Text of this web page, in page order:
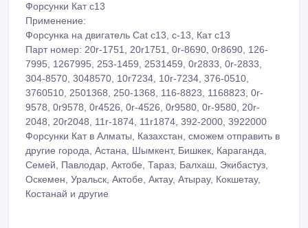
Форсунки Кат с13
Применение:
Форсунка на двигатель Cat c13, c-13, Кат с13
Парт номер: 20r-1751, 20r1751, 0r-8690, 0r8690, 126-
7995, 1267995, 253-1459, 2531459, 0r2833, 0r-2833,
304-8570, 3048570, 10r7234, 10r-7234, 376-0510,
3760510, 2501368, 250-1368, 116-8823, 1168823, 0r-
9578, 0r9578, 0r4526, 0r-4526, 0r9580, 0r-9580, 20r-
2048, 20r2048, 11r-1874, 11r1874, 392-2000, 3922000
Форсунки Кат в Алматы, Казахстан, сможем отправить в
другие города, Астана, Шымкент, Бишкек, Караганда,
Семей, Павлодар, Актобе, Тараз, Балхаш, Экибастуз,
Оскемен, Уральск, Актобе, Актау, Атырау, Кокшетау,
Костанай и другие